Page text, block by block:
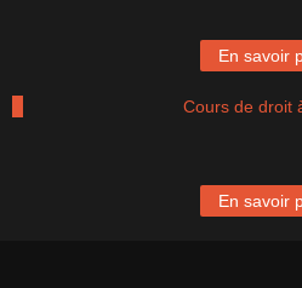
En savoir
Cours de droit
En savoir